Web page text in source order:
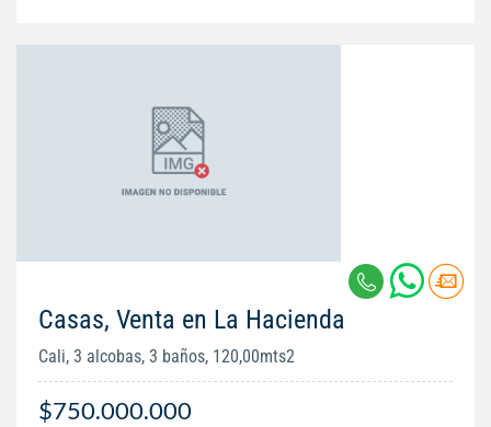
Casas, Venta en La Hacienda
Cali, 3 alcobas, 3 baños, 120,00mts2
$750.000.000